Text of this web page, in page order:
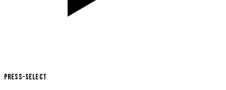
Press-Select